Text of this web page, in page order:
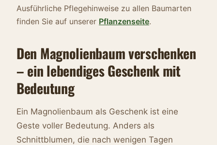
Ausführliche Pflegehinweise zu allen Baumarten
finden Sie auf unserer Pflanzenseite.
Den Magnolienbaum verschenken
– ein lebendiges Geschenk mit
Bedeutung
Ein Magnolienbaum als Geschenk ist eine
Geste voller Bedeutung. Anders als
Schnittblumen, die nach wenigen Tagen